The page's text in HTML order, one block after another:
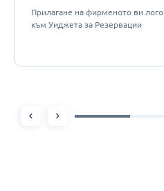
Прилагане на фирменото ви лого
към Уиджета за Резервации